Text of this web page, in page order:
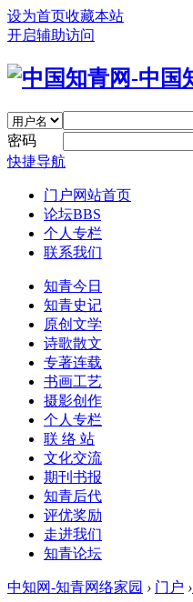
设为首页收藏本站
开启辅助访问
密码
快捷导航
门户网站首页
论坛BBS
个人专栏
联系我们
知青今日
知青史记
原创文学
诗歌散文
专著连载
书画工艺
摄影创作
个人专栏
联 络 站
文化交流
期刊书报
知青后代
评优奖励
走进我们
知青论坛
中知网-知青网络家园 › 门户 ›